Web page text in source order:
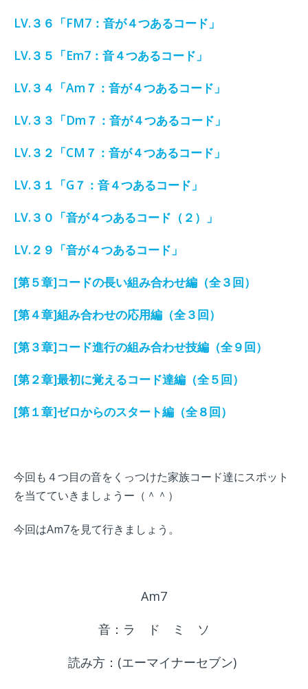
LV.３６「FM7：音が４つあるコード」
LV.３５「Em7：音４つあるコード」
LV.３４「Am７：音が４つあるコード」
LV.３３「Dm７：音が４つあるコード」
LV.３２「CM７：音が４つあるコード」
LV.３１「G７：音４つあるコード」
LV.３０「音が４つあるコード（２）」
LV.２９「音が４つあるコード」
[第５章]コードの長い組み合わせ編（全３回）
[第４章]組み合わせの応用編（全３回）
[第３章]コード進行の組み合わせ技編（全９回）
[第２章]最初に覚えるコード達編（全５回）
[第１章]ゼロからのスタート編（全８回）
今回も４つ目の音をくっつけた家族コード達にスポット
を当てていきましょうー（＾＾）
今回はAm7を見て行きましょう。
Am7
音：ラ ド ミ ソ
読み方：(エーマイナーセブン)